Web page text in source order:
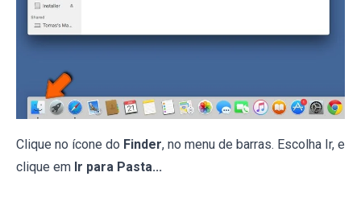
Clique no ícone do Finder, no menu de barras. Escolha Ir, e
clique em Ir para Pasta...